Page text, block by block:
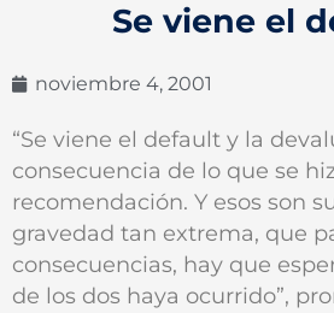
Se viene el
noviembre 4, 2001
“Se viene el default y la
consecuencia de lo que se
recomendación. Y esos son
gravedad tan extrema, que
consecuencias, hay que
de los dos haya ocurrido”,